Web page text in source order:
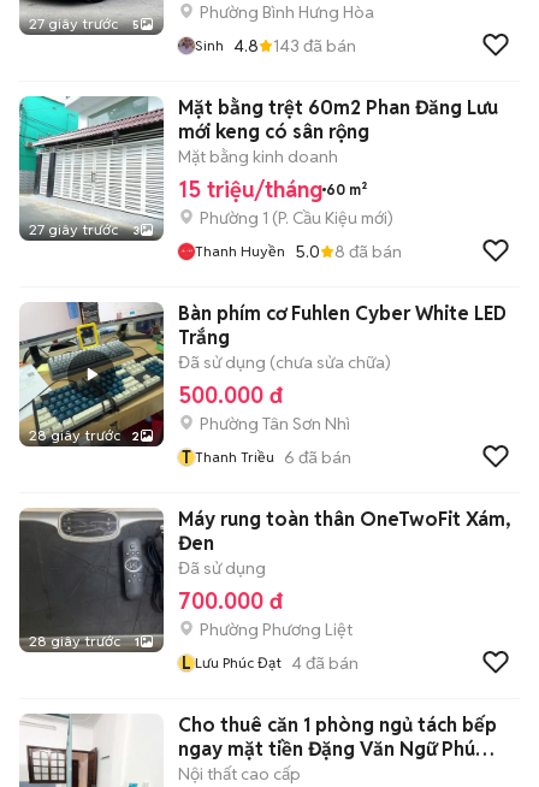
27 giây trước 5
Phường Bình Hưng Hòa
Sinh 4.8 143 đã bán
27 giây trước 3
Mặt bằng trệt 60m2 Phan Đăng Lưu
mới keng có sân rộng
Mặt bằng kinh doanh
15 triệu/tháng 60 m²
Phường 1 (P. Cầu Kiệu mới)
Thanh Huyền 5.0 8 đã bán
28 giây trước 2
Bàn phím cơ Fuhlen Cyber White LED
Trắng
Đã sử dụng (chưa sửa chữa)
500.000 đ
Phường Tân Sơn Nhì
T Thanh Triều 6 đã bán
28 giây trước 1
Máy rung toàn thân OneTwoFit Xám,
Đen
Đã sử dụng
700.000 đ
Phường Phương Liệt
L Lưu Phúc Đạt 4đã bán
Cho thuê căn 1 phòng ngủ tách bếp
ngay mặt tiền Đặng Văn Ngữ Phú
Nhuận
Nội thất cao cấp